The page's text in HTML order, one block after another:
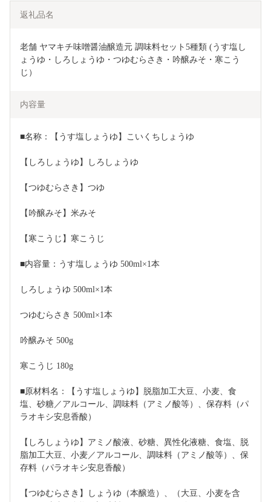
返礼品名
老舗 ヤマキチ味噌醤油醸造元 調味料セット5種類 (うす塩し
ょうゆ・しろしょうゆ・つゆむらさき・吟醸みそ・寒こう
じ）
内容量
■名称：【うす塩しょうゆ】こいくちしょうゆ
【しろしょうゆ】しろしょうゆ
【つゆむらさき】つゆ
【吟醸みそ】米みそ
【寒こうじ】寒こうじ
■内容量：うす塩しょうゆ 500ml×1本
しろしょうゆ 500ml×1本
つゆむらさき 500ml×1本
吟醸みそ 500g
寒こうじ 180g
■原材料名：【うす塩しょうゆ】脱脂加工大豆、小麦、食
塩、砂糖／アルコール、調味料（アミノ酸等）、保存料（パ
ラオキシ安息香酸）
【しろしょうゆ】アミノ酸液、砂糖、異性化液糖、食塩、脱
脂加工大豆、小麦／アルコール、調味料（アミノ酸等）、保
存料（パラオキシ安息香酸）
【つゆむらさき】しょうゆ（本醸造）、（大豆、小麦を含